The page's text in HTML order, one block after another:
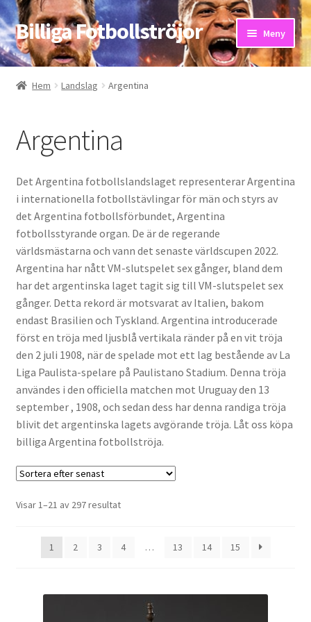
Hoppa
till
navigering
Hoppa
till
innehåll
Billiga Fotbollströjor Meny
Hem
Butik
Kassa
Kontakta oss
Mitt konto
Storleksguiden
Varukorg
Hem Landslag Argentina
Argentina
Det Argentina fotbollslandslaget representerar Argentina
i internationella fotbollstävlingar för män och styrs av
det Argentina fotbollsförbundet, Argentina
fotbollsstyrande organ. De är de regerande
världsmästarna och vann det senaste världscupen 2022.
Argentina har nått VM-slutspelet sex gånger, bland dem
har det argentinska laget tagit sig till VM-slutspelet sex
gånger. Detta rekord är motsvarat av Italien, bakom
endast Brasilien och Tyskland. Argentina introducerade
först en tröja med ljusblå vertikala ränder på en vit tröja
den 2 juli 1908, när de spelade mot ett lag bestående av La
Liga Paulista-spelare på Paulistano Stadium. Denna tröja
användes i den officiella matchen mot Uruguay den 13
september , 1908, och sedan dess har denna randiga tröja
blivit det argentinska lagets avgörande tröja. Låt oss köpa
billiga Argentina fotbollströja.
Visar 1–21 av 297 resultatSortera
1
2 3 4 … 13 14 15